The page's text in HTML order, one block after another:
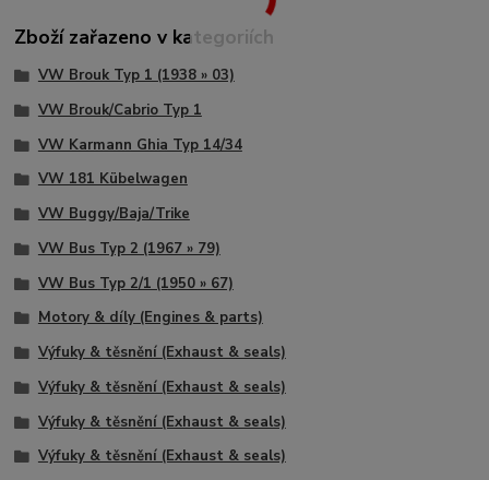
Zboží zařazeno v kategoriích
VW Brouk Typ 1 (1938 » 03)
VW Brouk/Cabrio Typ 1
VW Karmann Ghia Typ 14/34
VW 181 Kübelwagen
VW Buggy/Baja/Trike
VW Bus Typ 2 (1967 » 79)
VW Bus Typ 2/1 (1950 » 67)
Motory & díly (Engines & parts)
Výfuky & těsnění (Exhaust & seals)
Výfuky & těsnění (Exhaust & seals)
Výfuky & těsnění (Exhaust & seals)
Výfuky & těsnění (Exhaust & seals)